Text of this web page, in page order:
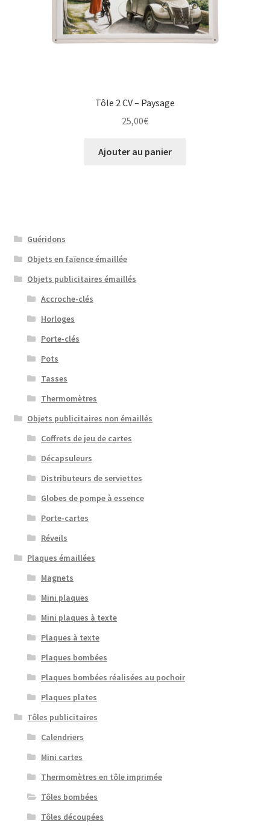
Tôle 2 CV – Paysage
25,00€
Ajouter au panier
Guéridons
Objets en faïence émaillée
Objets publicitaires émaillés
Accroche-clés
Horloges
Porte-clés
Pots
Tasses
Thermomètres
Objets publicitaires non émaillés
Coffrets de jeu de cartes
Décapsuleurs
Distributeurs de serviettes
Globes de pompe à essence
Porte-cartes
Réveils
Plaques émaillées
Magnets
Mini plaques
Mini plaques à texte
Plaques à texte
Plaques bombées
Plaques bombées réalisées au pochoir
Plaques plates
Tôles publicitaires
Calendriers
Mini cartes
Thermomètres en tôle imprimée
Tôles bombées
Tôles découpées